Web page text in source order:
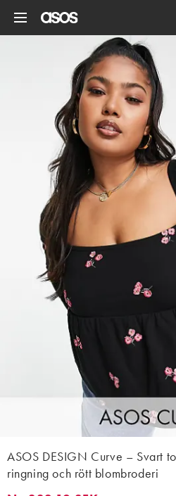
ASOS DESIGN Curve – Svart
ringning och rött blombroderi